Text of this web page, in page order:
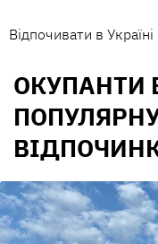
Відпочивати в Україні
ОКУПАНТИ